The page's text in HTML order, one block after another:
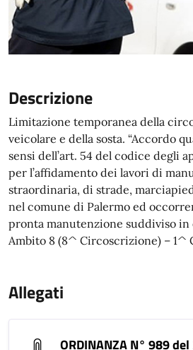
Descrizione
Limitazione temporanea della
veicolare e della sosta. “Accordo
sensi dell’art. 54 del codice degli
per l’affidamento dei lavori di
straordinaria, di strade,
nel comune di Palermo ed
pronta manutenzione suddiviso
Ambito 8 (8^ Circoscrizione) – 1^
Allegati
ORDINANZA N° 989